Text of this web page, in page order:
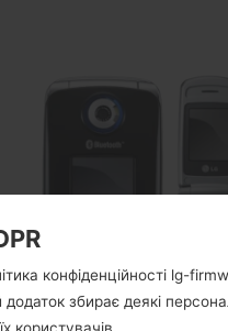
конфіденційності lg-
додаток збирає деякі